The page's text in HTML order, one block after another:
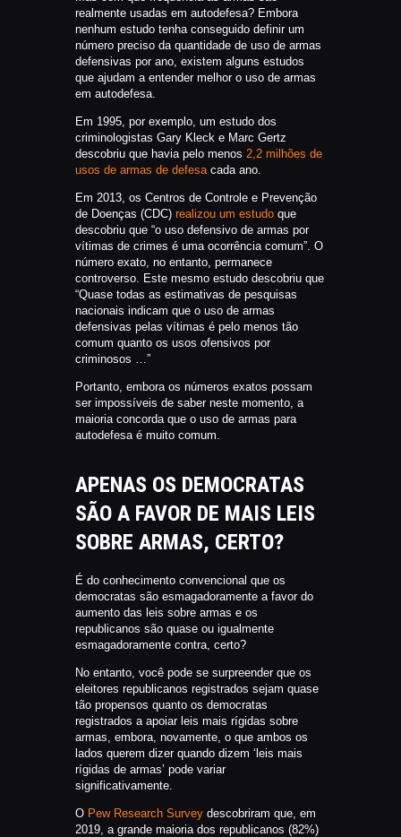
realmente usadas em autodefesa? Embora
nenhum estudo tenha conseguido definir um
número preciso da quantidade de uso de armas
defensivas por ano, existem alguns estudos
que ajudam a entender melhor o uso de armas
em autodefesa.
Em 1995, por exemplo, um estudo dos
criminologistas Gary Kleck e Marc Gertz
descobriu que havia pelo menos 2,2 milhões de
usos de armas de defesa cada ano.
Em 2013, os Centros de Controle e Prevenção
de Doenças (CDC) realizou um estudo que
descobriu que “o uso defensivo de armas por
vítimas de crimes é uma ocorrência comum”. O
número exato, no entanto, permanece
controverso. Este mesmo estudo descobriu que
“Quase todas as estimativas de pesquisas
nacionais indicam que o uso de armas
defensivas pelas vítimas é pelo menos tão
comum quanto os usos ofensivos por
criminosos …”
Portanto, embora os números exatos possam
ser impossíveis de saber neste momento, a
maioria concorda que o uso de armas para
autodefesa é muito comum.
APENAS OS DEMOCRATAS
SÃO A FAVOR DE MAIS LEIS
SOBRE ARMAS, CERTO?
É do conhecimento convencional que os
democratas são esmagadoramente a favor do
aumento das leis sobre armas e os
republicanos são quase ou igualmente
esmagadoramente contra, certo?
No entanto, você pode se surpreender que os
eleitores republicanos registrados sejam quase
tão propensos quanto os democratas
registrados a apoiar leis mais rígidas sobre
armas, embora, novamente, o que ambos os
lados querem dizer quando dizem ‘leis mais
rígidas de armas’ pode variar
significativamente.
O Pew Research Survey descobriram que, em
2019, a grande maioria dos republicanos (82%)